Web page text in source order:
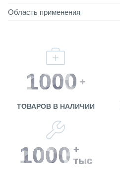
Область применения
1000 +
ТОВАРОВ В НАЛИЧИИ
1000 +
тыс